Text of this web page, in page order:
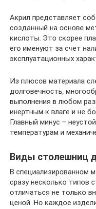
Акрил представляет
созданный на основе
кислоты. Это скорее
его именуют за счет
эксплуатационных
Из плюсов материала
долговечность,
выполнения в любом
инертным к влаге и не
Главный минус –
температурам и
Виды столешниц
В специализированном
сразу несколько типов
отличаться не только
ценой. Но каждое